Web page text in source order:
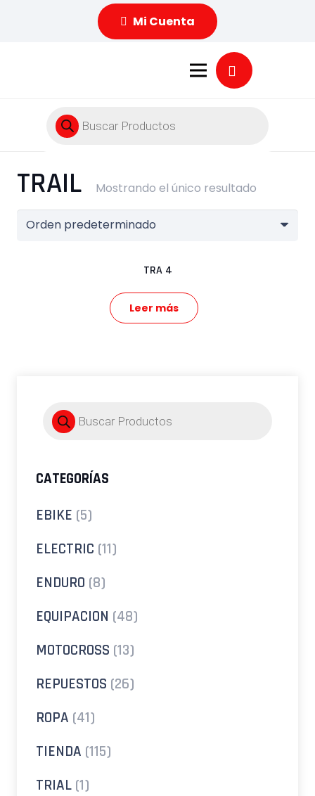
Mi Cuenta
Búsqueda
de
productos
TRAIL Mostrando el único resultado
TRA 4
Leer más
Búsqueda
de
productos
CATEGORÍAS
EBIKE (5)
ELECTRIC (11)
ENDURO (8)
EQUIPACION (48)
MOTOCROSS (13)
REPUESTOS (26)
ROPA (41)
TIENDA (115)
TRIAL (1)